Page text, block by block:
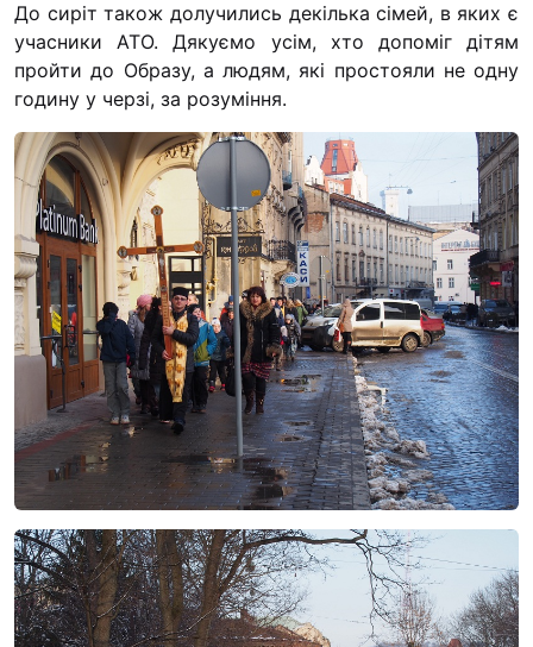
До сиріт також долучились декілька сімей, в яких є
учасники АТО. Дякуємо усім, хто допоміг дітям
пройти до Образу, а людям, які простояли не одну
годину у черзі, за розуміння.